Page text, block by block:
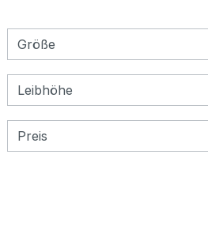
Größe
Leibhöhe
Preis